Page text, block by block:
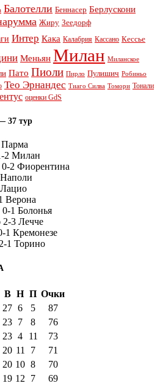
Балотелли Беннасер Берлускони
Жиру Зеедорф
Интер Кака Калабрия Кассано Кессье
Меньян Милан Миланское
Пато Пиоли Пирло Пулишич Робиньо
Тео Эрнандес Тиаго Силва Томори Тонали
оценки GdS
37 тур
Парма
2 Милан
2 Фиорентина
Верона
0-1 Болонья
2-3 Лечче
1 Кремонезе
1 Торино
В Н П Очки
27 6 5
87
23 7 8
76
23 4 11
73
20 11 7
71
20 10 8
70
19 12 7
69